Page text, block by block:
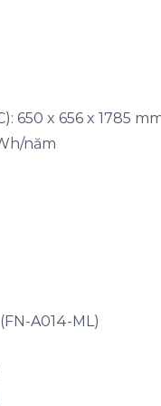
650 x 656 x 1785
năm
A014-ML)